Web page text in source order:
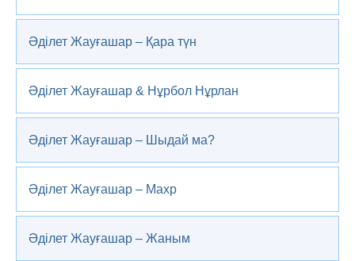
Әділет Жауғашар – Қара түн
Әділет Жауғашар & Нұрбол Нұрлан
Әділет Жауғашар – Шыдай ма?
Әділет Жауғашар – Махр
Әділет Жауғашар – Жаным